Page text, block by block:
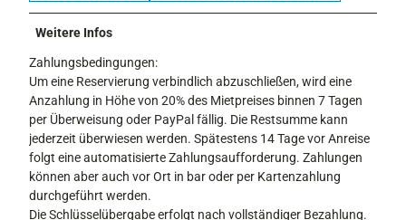
Weitere Infos
Zahlungsbedingungen:
Um eine Reservierung verbindlich abzuschließen, wird eine
Anzahlung in Höhe von 20% des Mietpreises binnen 7 Tagen
per Überweisung oder PayPal fällig. Die Restsumme kann
jederzeit überwiesen werden. Spätestens 14 Tage vor Anreise
folgt eine automatisierte Zahlungsaufforderung. Zahlungen
können aber auch vor Ort in bar oder per Kartenzahlung
durchgeführt werden.
Die Schlüsselübergabe erfolgt nach vollständiger Bezahlung.